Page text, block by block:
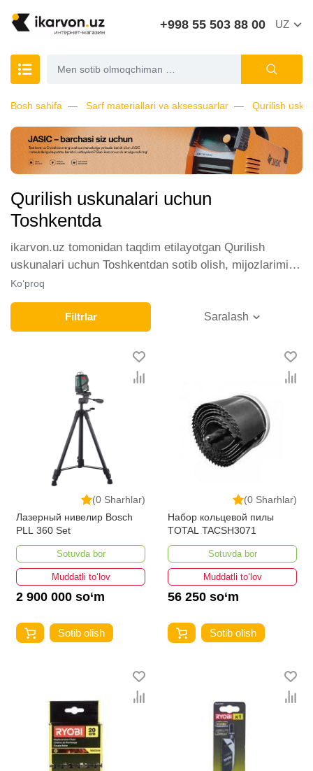
+998 55 503 88 00 UZ
Bosh sahifa Sarf materiallari va aksessuarlar Qurilish
Qurilish uskunalari uchun
Toshkentda
ikarvon.uz tomonidan taqdim etilayotgan Qurilish
uskunalari uchun Toshkentdan sotib olish, mijozlarimiz
orasida katta talabga ega. Biz ushbu toifadagi tovarlarni
sotish uchun eng yaxshi sharoitlarni ta'minlaymiz.
Onlayn do'konda Qurilish uskunalari uchun yetakchi
ishlab chiqaruvchilar va brendlar tomonidan taqdim
etilgan bo'lib, ularning ro'yxati doimiy ravishda kengayib
bormoqda. Biz butun mamlakat bo'ylab tovarlarni
istalgan miqdorda yetkazib beramiz. Bularning barchasi
O'zbekistondagi eng yaxshi narx bilan qo’shimcha
qilingan, ikarvon.uz dan Qurilish uskunalari uchun - bu
eng keng narxlar oralig'i. Va bu yerda Qurilish
uskunalari uchun toifasidagi har bir element uchun
optimal narx mavjud.
Ko‘proq
Filtrlar Saralash
(0 Sharhlar)
Лазерный нивелир Bosch
PLL 360 Set
Sotuvda bor
Muddatli to‘lov
2 900 000 so‘m
Sotib olish
(0 Sharhlar)
Набор кольцевой пилы
TOTAL TACSH3071
Sotuvda bor
Muddatli to‘lov
56 250 so‘m
Sotib olish